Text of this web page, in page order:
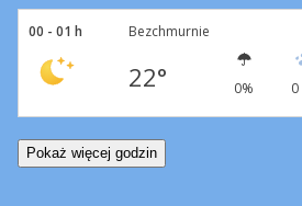
00 - 01 h Bezchmurnie
22° 0% 0
Pokaż więcej godzin